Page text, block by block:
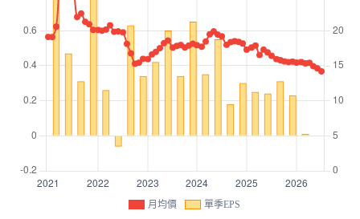
月均價 單季EPS